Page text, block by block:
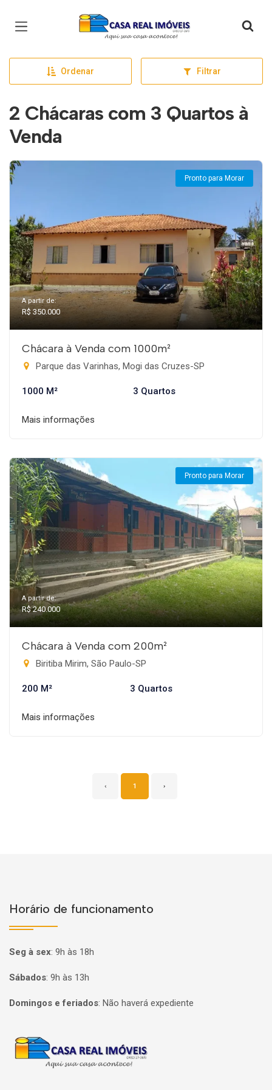
Página inicial
Ordenar Filtrar
2 Chácaras com 3 Quartos à
Venda
Pronto para Morar
A partir de:
R$ 350.000
Chácara à Venda com 1000m²
Parque das Varinhas, Mogi das Cruzes-SP
1000 M² 3 Quartos
Mais informações
Pronto para Morar
A partir de:
R$ 240.000
Chácara à Venda com 200m²
Biritiba Mirim, São Paulo-SP
200 M² 3 Quartos
Mais informações
‹ 1 ›
Horário de funcionamento
Seg à sex: 9h às 18h
Sábados: 9h às 13h
Domingos e feriados: Não haverá expediente
Página inicial